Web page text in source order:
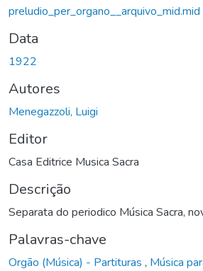
preludio_per_organo__arquivo_mid.mid
Data
1922
Autores
Menegazzoli, Luigi
Editor
Casa Editrice Musica Sacra
Descrição
Separata do periodico Música Sacra,
Palavras-chave
Orgão (Música) - Partituras , Música